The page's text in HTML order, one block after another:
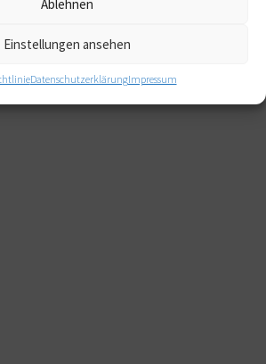
Ablehnen
Einstellungen ansehen
DatenschutzerklärungImpressum